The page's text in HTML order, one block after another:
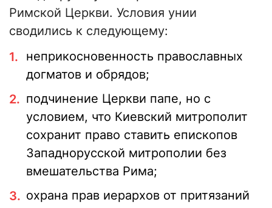
Римской Церкви. Условия унии
сводились к следующему:
неприкосновенность православных
догматов и обрядов;
подчинение Церкви папе, но с
условием, что Киевский митрополит
сохранит право ставить епископов
Западнорусской митрополии без
вмешательства Рима;
охрана прав иерархов от притязаний